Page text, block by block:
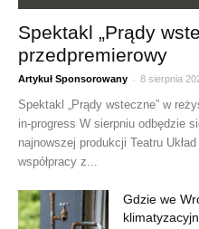
Spektakl „Prądy
przedpremierowy
Artykuł Sponsorowany - 8 sierpnia
Spektakl „Prądy wsteczne” w
in-progress W sierpniu odbędzie
najnowszej produkcji Teatru
współpracy z...
Gdzie we